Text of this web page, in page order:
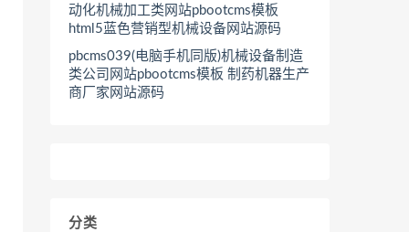
动化机械加工类网站pbootcms模板
html5蓝色营销型机械设备网站源码
pbcms039(电脑手机同版)机械设备制造
类公司网站pbootcms模板 制药机器生产
商厂家网站源码
分类